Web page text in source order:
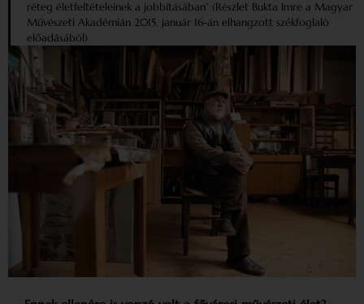
réteg életfeltételeinek a jobbításában” (Részlet Bukta Imre a Magyar
Művészeti Akadémián 2015. január 16-án elhangzott székfoglaló
előadásából)